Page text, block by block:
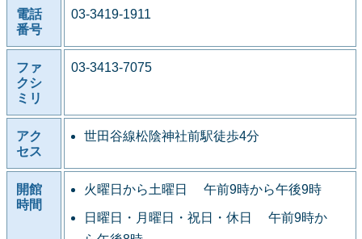
電話
番号
03-3419-1911
ファ
クシ
ミリ
03-3413-7075
アク
セス
世田谷線松陰神社前駅徒歩4分
開館
時間
火曜日から土曜日 午前9時から午後9時
日曜日・月曜日・祝日・休日 午前9時か